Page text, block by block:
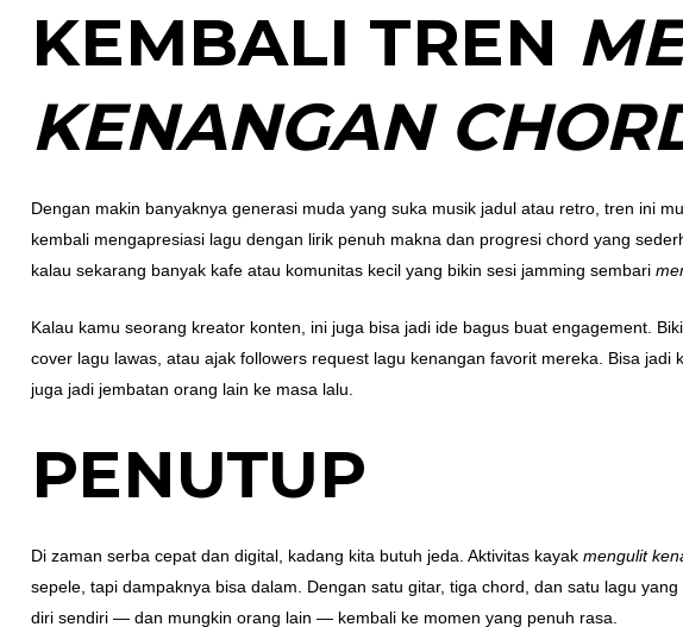
KEMBALI TREN
KENANGAN
Dengan makin banyaknya generasi muda yang suka musik jadul atau retro, tren ini
kembali mengapresiasi lagu dengan lirik penuh makna dan progresi chord yang
kalau sekarang banyak kafe atau komunitas kecil yang bikin sesi jamming sembari
Kalau kamu seorang kreator konten, ini juga bisa jadi ide bagus buat engagement.
cover lagu lawas, atau ajak followers request lagu kenangan favorit mereka. Bisa
juga jadi jembatan orang lain ke masa lalu.
PENUTUP
Di zaman serba cepat dan digital, kadang kita butuh jeda. Aktivitas kayakmengulit
sepele, tapi dampaknya bisa dalam. Dengan satu gitar, tiga chord, dan satu lagu
diri sendiri — dan mungkin orang lain — kembali ke momen yang penuh rasa.